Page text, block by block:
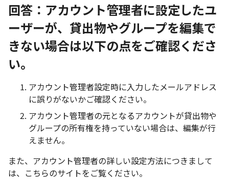
回答：アカウント管理者に設定したユ
ーザーが、貸出物やグループを編集で
きない場合は以下の点をご確認くださ
い。
アカウント管理者設定時に入力したメールアドレス
に誤りがないかご確認ください。
アカウント管理者の元となるアカウントが貸出物や
グループの所有権を持っていない場合は、編集が行
えません。
また、アカウント管理者の詳しい設定方法につきまして
は、こちらのサイトをご覧ください。